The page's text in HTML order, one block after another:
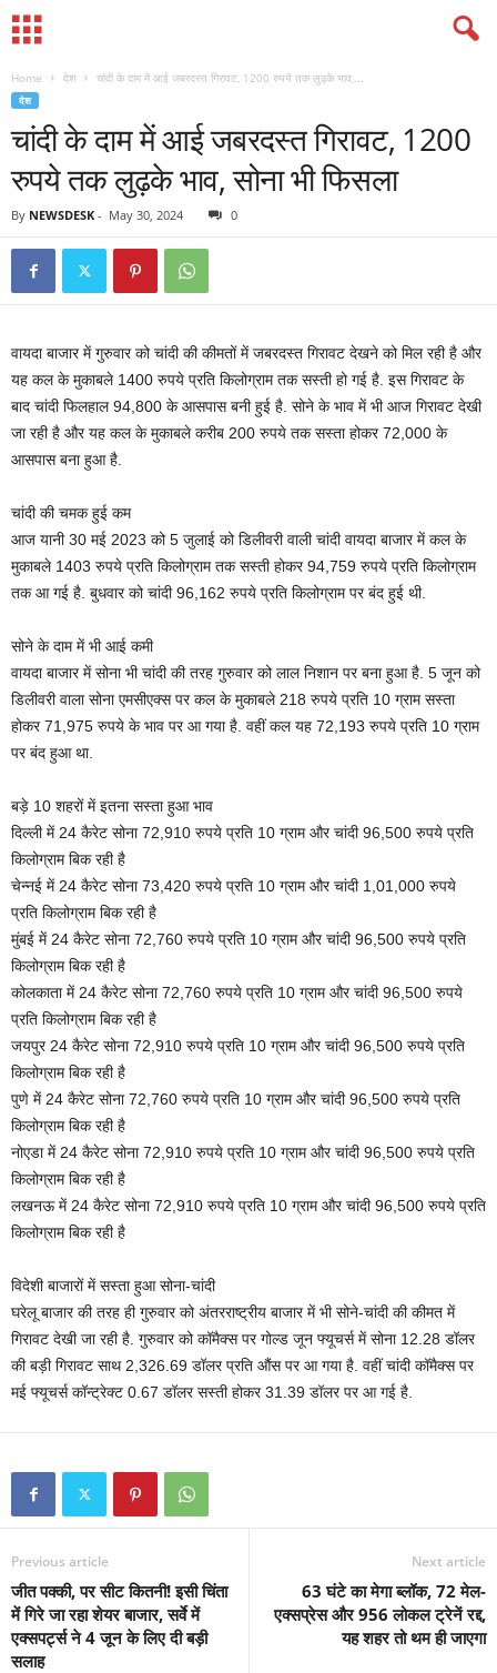
Home देश चांदी के दाम में आई जबरदस्त गिरावट, 1200 रुपये तक लुढ़के भाव,...
देश
चांदी के दाम में आई जबरदस्त गिरावट, 1200
रुपये तक लुढ़के भाव, सोना भी फिसला
By NEWSDESK - May 30, 2024 0
वायदा बाजार में गुरुवार को चांदी की कीमतों में जबरदस्त गिरावट देखने को मिल रही है और
यह कल के मुकाबले 1400 रुपये प्रति किलोग्राम तक सस्ती हो गई है. इस गिरावट के
बाद चांदी फिलहाल 94,800 के आसपास बनी हुई है. सोने के भाव में भी आज गिरावट देखी
जा रही है और यह कल के मुकाबले करीब 200 रुपये तक सस्ता होकर 72,000 के
आसपास बना हुआ है.
चांदी की चमक हुई कम
आज यानी 30 मई 2023 को 5 जुलाई को डिलीवरी वाली चांदी वायदा बाजार में कल के
मुकाबले 1403 रुपये प्रति किलोग्राम तक सस्ती होकर 94,759 रुपये प्रति किलोग्राम
तक आ गई है. बुधवार को चांदी 96,162 रुपये प्रति किलोग्राम पर बंद हुई थी.
सोने के दाम में भी आई कमी
वायदा बाजार में सोना भी चांदी की तरह गुरुवार को लाल निशान पर बना हुआ है. 5 जून को
डिलीवरी वाला सोना एमसीएक्स पर कल के मुकाबले 218 रुपये प्रति 10 ग्राम सस्ता
होकर 71,975 रुपये के भाव पर आ गया है. वहीं कल यह 72,193 रुपये प्रति 10 ग्राम
पर बंद हुआ था.
बड़े 10 शहरों में इतना सस्ता हुआ भाव
दिल्ली में 24 कैरेट सोना 72,910 रुपये प्रति 10 ग्राम और चांदी 96,500 रुपये प्रति
किलोग्राम बिक रही है
चेन्नई में 24 कैरेट सोना 73,420 रुपये प्रति 10 ग्राम और चांदी 1,01,000 रुपये
प्रति किलोग्राम बिक रही है
मुंबई में 24 कैरेट सोना 72,760 रुपये प्रति 10 ग्राम और चांदी 96,500 रुपये प्रति
किलोग्राम बिक रही है
कोलकाता में 24 कैरेट सोना 72,760 रुपये प्रति 10 ग्राम और चांदी 96,500 रुपये
प्रति किलोग्राम बिक रही है
जयपुर 24 कैरेट सोना 72,910 रुपये प्रति 10 ग्राम और चांदी 96,500 रुपये प्रति
किलोग्राम बिक रही है
पुणे में 24 कैरेट सोना 72,760 रुपये प्रति 10 ग्राम और चांदी 96,500 रुपये प्रति
किलोग्राम बिक रही है
नोएडा में 24 कैरेट सोना 72,910 रुपये प्रति 10 ग्राम और चांदी 96,500 रुपये प्रति
किलोग्राम बिक रही है
लखनऊ में 24 कैरेट सोना 72,910 रुपये प्रति 10 ग्राम और चांदी 96,500 रुपये प्रति
किलोग्राम बिक रही है
विदेशी बाजारों में सस्ता हुआ सोना-चांदी
घरेलू बाजार की तरह ही गुरुवार को अंतरराष्ट्रीय बाजार में भी सोने-चांदी की कीमत में
गिरावट देखी जा रही है. गुरुवार को कॉमैक्स पर गोल्ड जून फ्यूचर्स में सोना 12.28 डॉलर
की बड़ी गिरावट साथ 2,326.69 डॉलर प्रति औंस पर आ गया है. वहीं चांदी कॉमैक्स पर
मई फ्यूचर्स कॉन्ट्रेक्ट 0.67 डॉलर सस्ती होकर 31.39 डॉलर पर आ गई है.
Previous article
जीत पक्की, पर सीट कितनी! इसी चिंता
में गिरे जा रहा शेयर बाजार, सर्वे में
एक्सपर्ट्स ने 4 जून के लिए दी बड़ी
सलाह
Next article
63 घंटे का मेगा ब्‍लॉक, 72 मेल-
एक्सप्रेस और 956 लोकल ट्रेनें रद्द,
यह शहर तो थम ही जाएगा